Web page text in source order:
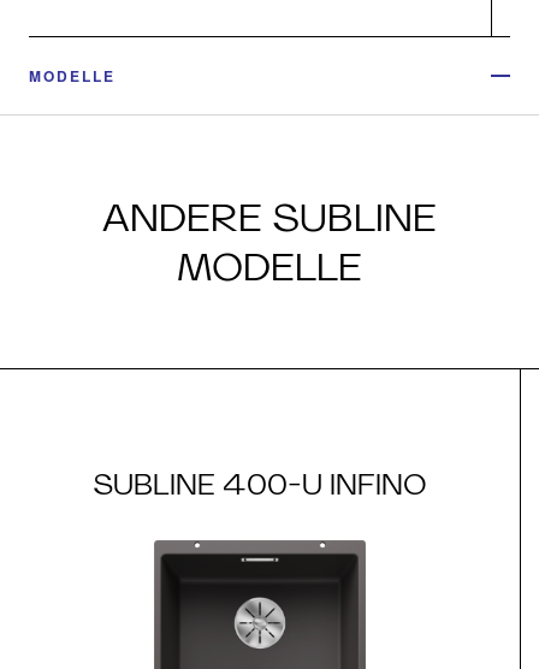
MODELLE
ANDERE SUBLINE
MODELLE
SUBLINE 400-U INFINO